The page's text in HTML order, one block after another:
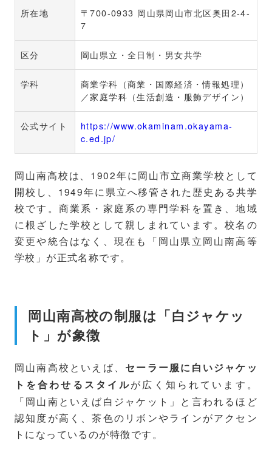
所在地
〒700-0933 岡山県岡山市北区奥田2-4-
7
区分 岡山県立・全日制・男女共学
学科
商業学科（商業・国際経済・情報処理）
／家庭学科（生活創造・服飾デザイン）
公式サイト
https://www.okaminam.okayama-
c.ed.jp/
岡山南高校は、1902年に岡山市立商業学校として
開校し、1949年に県立へ移管された歴史ある共学
校です。商業系・家庭系の専門学科を置き、地域
に根ざした学校として親しまれています。校名の
変更や統合はなく、現在も「岡山県立岡山南高等
学校」が正式名称です。
岡山南高校の制服は「白ジャケッ
ト」が象徴
岡山南高校といえば、 セーラー服に白いジャケッ
トを合わせるスタイルが広く知られています。
「岡山南といえば白ジャケット」と言われるほど
認知度が高く、茶色のリボンやラインがアクセン
トになっているのが特徴です。